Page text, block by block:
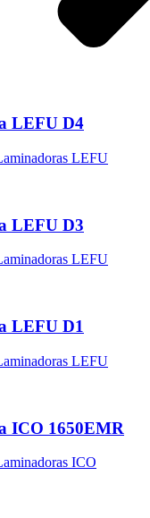
LEFU D4
LEFU
LEFU D3
LEFU
LEFU D1
LEFU
ICO 1650EMR
ICO